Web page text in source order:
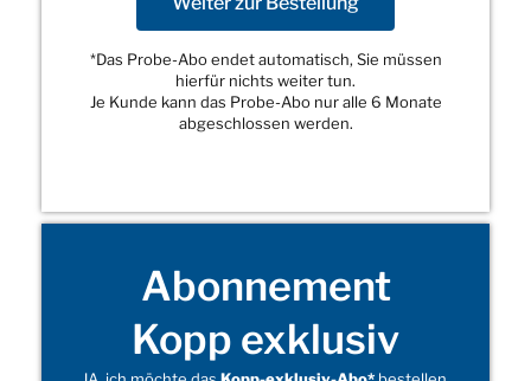
*Das Probe-Abo endet automatisch, Sie müssen
hierfür nichts weiter tun.
Je Kunde kann das Probe-Abo nur alle 6 Monate
abgeschlossen werden.
Abonnement
Kopp exklusiv